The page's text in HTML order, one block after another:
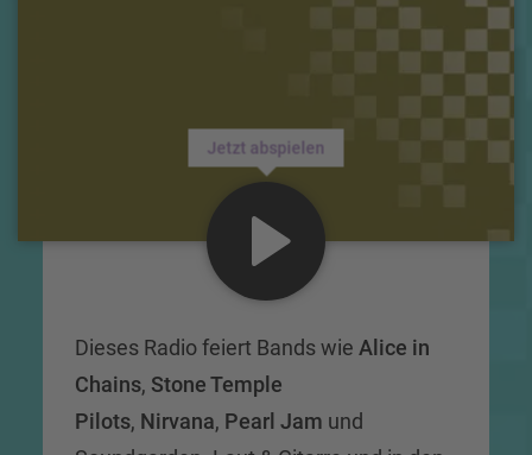
Jetzt abspielen
Dieses Radio feiert Bands wie Alice in
Chains, Stone Temple
Pilots, Nirvana, Pearl Jam und